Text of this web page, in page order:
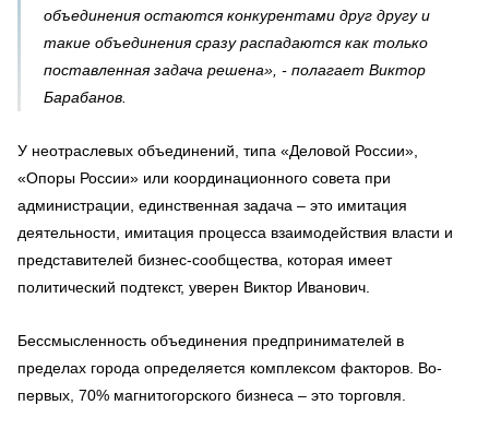
объединения остаются конкурентами друг другу и
такие объединения сразу распадаются как только
поставленная задача решена», - полагает Виктор
Барабанов.
У неотраслевых объединений, типа «Деловой России»,
«Опоры России» или координационного совета при
администрации, единственная задача – это имитация
деятельности, имитация процесса взаимодействия власти и
представителей бизнес-сообщества, которая имеет
политический подтекст, уверен Виктор Иванович.
Бессмысленность объединения предпринимателей в
пределах города определяется комплексом факторов. Во-
первых, 70% магнитогорского бизнеса – это торговля.